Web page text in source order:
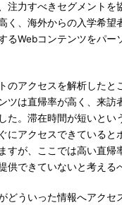
注力すべきセグメントを
く、海外からの入学希望
るWebコンテンツをパー
のアクセスを解析したと
ツは直帰率が高く、来訪
た。滞在時間が短いとい
にアクセスできていると
すが、ここでは高い直帰
供できていないと考える
どういった情報へアクセ